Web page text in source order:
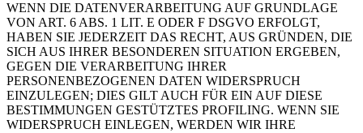
WENN DIE DATENVERARBEITUNG AUF GRUNDLAGE
VON ART. 6 ABS. 1 LIT. E ODER F DSGVO ERFOLGT,
HABEN SIE JEDERZEIT DAS RECHT, AUS GRÜNDEN, DIE
SICH AUS IHRER BESONDEREN SITUATION ERGEBEN,
GEGEN DIE VERARBEITUNG IHRER
PERSONENBEZOGENEN DATEN WIDERSPRUCH
EINZULEGEN; DIES GILT AUCH FÜR EIN AUF DIESE
BESTIMMUNGEN GESTÜTZTES PROFILING. WENN SIE
WIDERSPRUCH EINLEGEN, WERDEN WIR IHRE